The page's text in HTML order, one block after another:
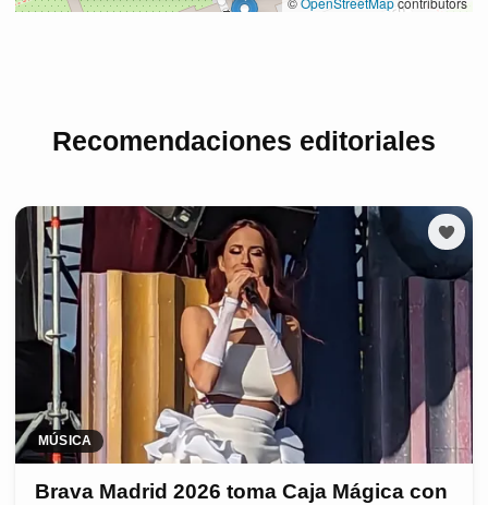
Recomendaciones editoriales
MÚSICA
Brava Madrid 2026 toma Caja Mágica con